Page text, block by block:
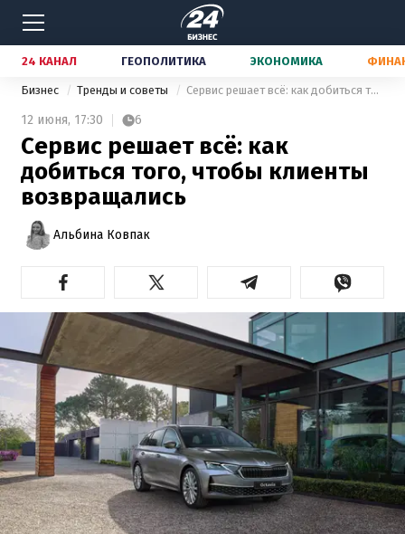
24 КАНАЛ ГЕОПОЛИТИКА ЭКОНОМИКА
Бизнес Тренды и советы Сервис решает всё: как добиться того, чтобы клиенты возвращались
12 июня, 17:30 6
Сервис решает всё: как
добиться того, чтобы клиенты
возвращались
Альбина Ковпак